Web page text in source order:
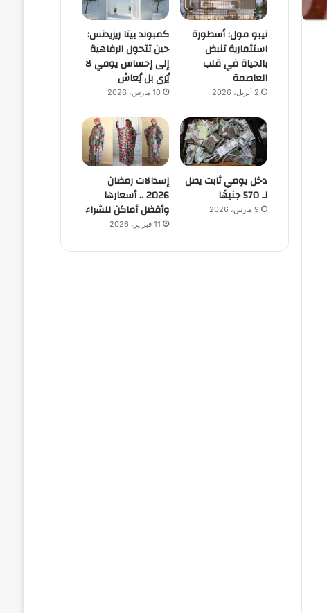
نيبو مول: أسطورة
استثمارية تنبض
بالحياة في قلب
العاصمة
2 أبريل، 2026
كمبوند بيتا ريزيدنس:
حين تتحول الرفاهية
إلى إحساس يومي لا
يُرى بل يُعاش
10 مارس، 2026
دخل يومي ثابت يصل
لـ 570 جنيهًا
9 مارس، 2026
إسدالات رمضان
2026 .. أسعارها
وأفضل أماكن للشراء
11 فبراير، 2026